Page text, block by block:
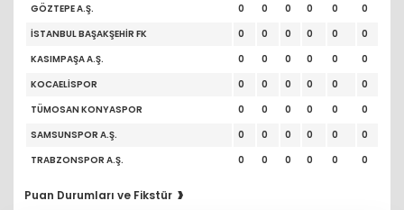
GÖZTEPE A.Ş.
0 0 0 0 0
0
İSTANBUL BAŞAKŞEHİR FK
0 0 0 0 0
0
KASIMPAŞA A.Ş.
0 0 0 0 0
0
KOCAELİSPOR
0 0 0 0 0
0
TÜMOSAN KONYASPOR
0 0 0 0 0
0
SAMSUNSPOR A.Ş.
0 0 0 0 0
0
TRABZONSPOR A.Ş.
0 0 0 0 0 0
Puan Durumları ve Fikstür ›